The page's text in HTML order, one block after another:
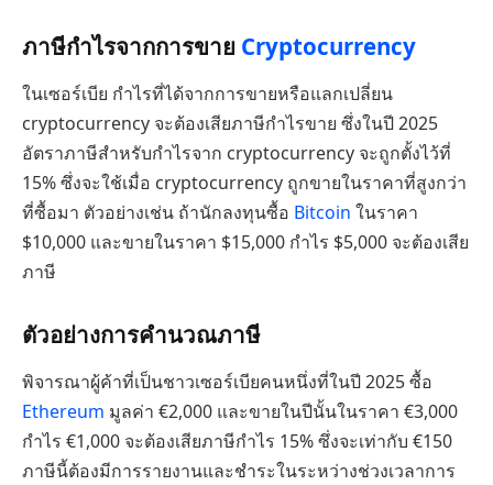
ภาษีกำไรจากการขาย Cryptocurrency
ในเซอร์เบีย กำไรที่ได้จากการขายหรือแลกเปลี่ยน
cryptocurrency จะต้องเสียภาษีกำไรขาย ซึ่งในปี 2025
อัตราภาษีสำหรับกำไรจาก cryptocurrency จะถูกตั้งไว้ที่
15% ซึ่งจะใช้เมื่อ cryptocurrency ถูกขายในราคาที่สูงกว่า
ที่ซื้อมา ตัวอย่างเช่น ถ้านักลงทุนซื้อ Bitcoin ในราคา
$10,000 และขายในราคา $15,000 กำไร $5,000 จะต้องเสีย
ภาษี
ตัวอย่างการคำนวณภาษี
พิจารณาผู้ค้าที่เป็นชาวเซอร์เบียคนหนึ่งที่ในปี 2025 ซื้อ
Ethereum มูลค่า €2,000 และขายในปีนั้นในราคา €3,000
กำไร €1,000 จะต้องเสียภาษีกำไร 15% ซึ่งจะเท่ากับ €150
ภาษีนี้ต้องมีการรายงานและชำระในระหว่างช่วงเวลาการ